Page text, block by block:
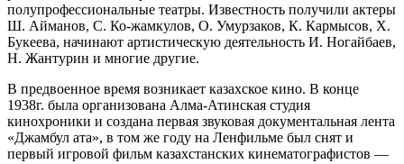
полупрофессиональные театры. Известность получили актеры
Ш. Айманов, С. Ко-жамкулов, О. Умурзаков, К. Кармысов, X.
Букеева, начинают артистическую деятельность И. Ногайбаев,
Н. Жантурин и многие другие.
В предвоенное время возникает казахское кино. В конце
1938г. была организована Алма-Атинская студия
кинохроники и создана первая звуковая документальная лента
«Джамбул ата», в том же году на Ленфильме был снят и
первый игровой фильм казахстанских кинематографистов —